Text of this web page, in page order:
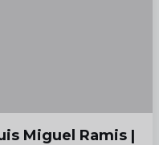
Miguel Ramis |